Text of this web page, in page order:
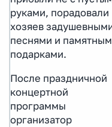
руками, порадовали
хозяев
песнями и
подарками.
После праздничной
концертной
программы
организатор